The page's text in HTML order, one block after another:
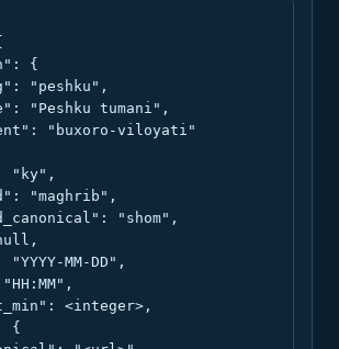
{
"peshku",
"Peshku tumani",
"buxoro-viloyati"
"ky",
"maghrib",
"shom",
"YYYY-MM-DD",
<integer>,
{